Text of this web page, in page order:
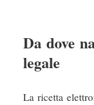
Da dove
legale
La ricetta